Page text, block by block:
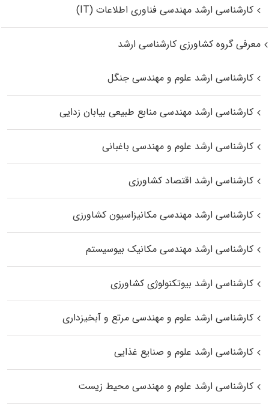
کارشناسی ارشد مهندسی فناوری اطلاعات (IT)
معرفی گروه کشاورزی کارشناسی ارشد
کارشناسی ارشد علوم و مهندسی جنگل
کارشناسی ارشد مهندسی منابع طبیعی بیابان زدایی
کارشناسی ارشد علوم و مهندسی باغبانی
کارشناسی ارشد اقتصاد کشاورزی
کارشناسی ارشد مهندسی مکانیزاسیون کشاورزی
کارشناسی ارشد مهندسی مکانیک بیوسیستم
کارشناسی ارشد بیوتکنولوژی کشاورزی
کارشناسی ارشد علوم و مهندسی مرتع و آبخیزداری
کارشناسی ارشد علوم و صنایع غذایی
کارشناسی ارشد علوم و مهندسی محیط زیست